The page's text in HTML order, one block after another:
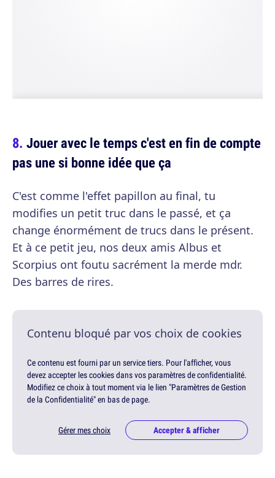
Jouer avec le temps c'est en fin de compte
pas une si bonne idée que ça
C'est comme l'effet papillon au final, tu
modifies un petit truc dans le passé, et ça
change énormément de trucs dans le présent.
Et à ce petit jeu, nos deux amis Albus et
Scorpius ont foutu sacrément la merde mdr.
Des barres de rires.
Contenu bloqué par vos choix de cookies
Ce contenu est fourni par un service tiers. Pour l'afficher, vous
devez accepter les cookies dans vos paramètres de confidentialité.
Modifiez ce choix à tout moment via le lien "Paramètres de Gestion
de la Confidentialité" en bas de page.
Gérer mes choix Accepter & afficher